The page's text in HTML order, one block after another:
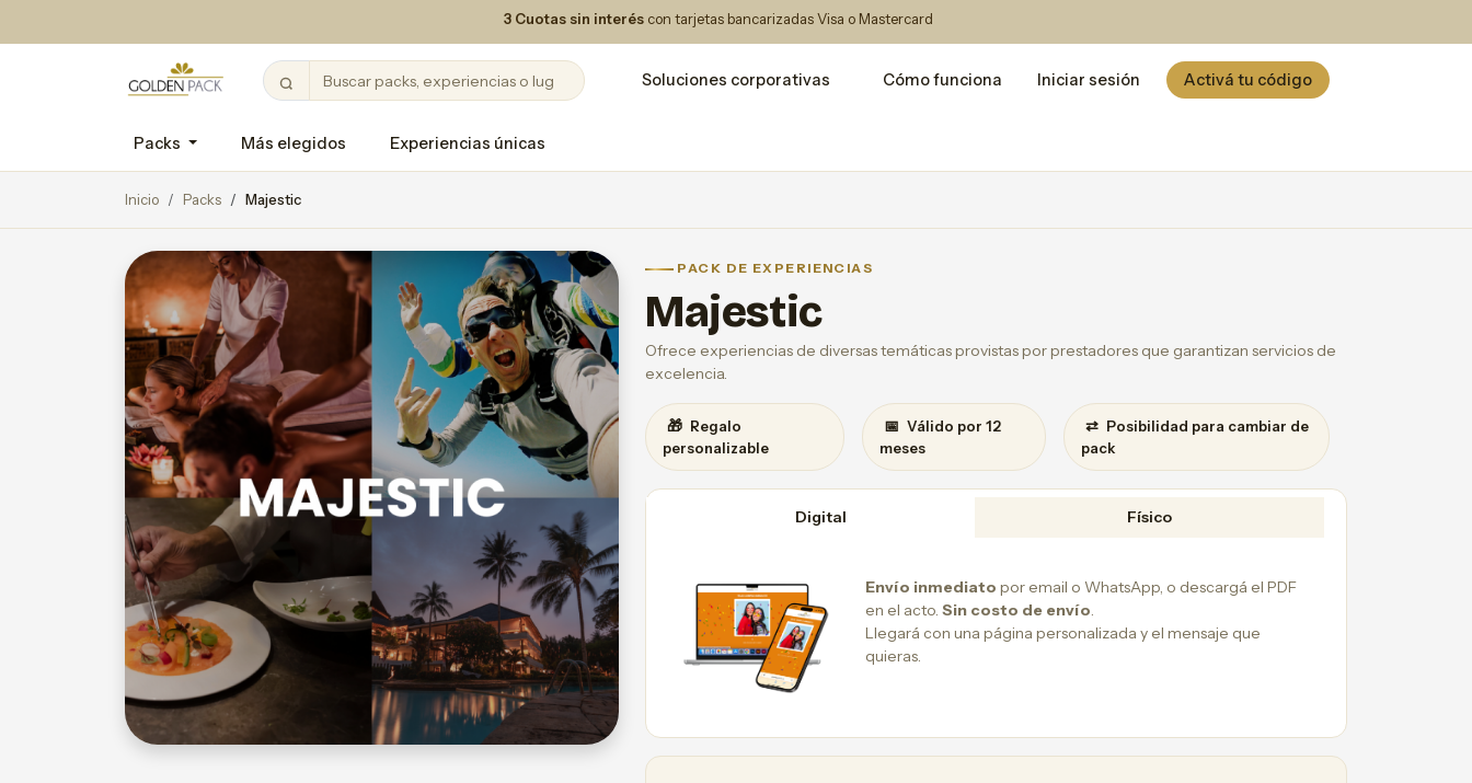
3 Cuotas sin interés con tarjetas bancarizadas Visa o Mastercard
Soluciones corporativas Cómo funciona Iniciar sesión Activá tu código
Packs Más elegidos Experiencias únicas
Inicio Packs Majestic
PACK DE EXPERIENCIAS
Majestic
Ofrece experiencias de diversas temáticas provistas por prestadores que garantizan servicios de
excelencia.
🎁 Regalo
personalizable
📅 Válido por 12
meses
⇄ Posibilidad para cambiar de
pack
Digital Físico
Envío inmediato por email o WhatsApp, o descargá el PDF
en el acto. Sin costo de envío
Llegará con una página personalizada y el mensaje que
quieras.